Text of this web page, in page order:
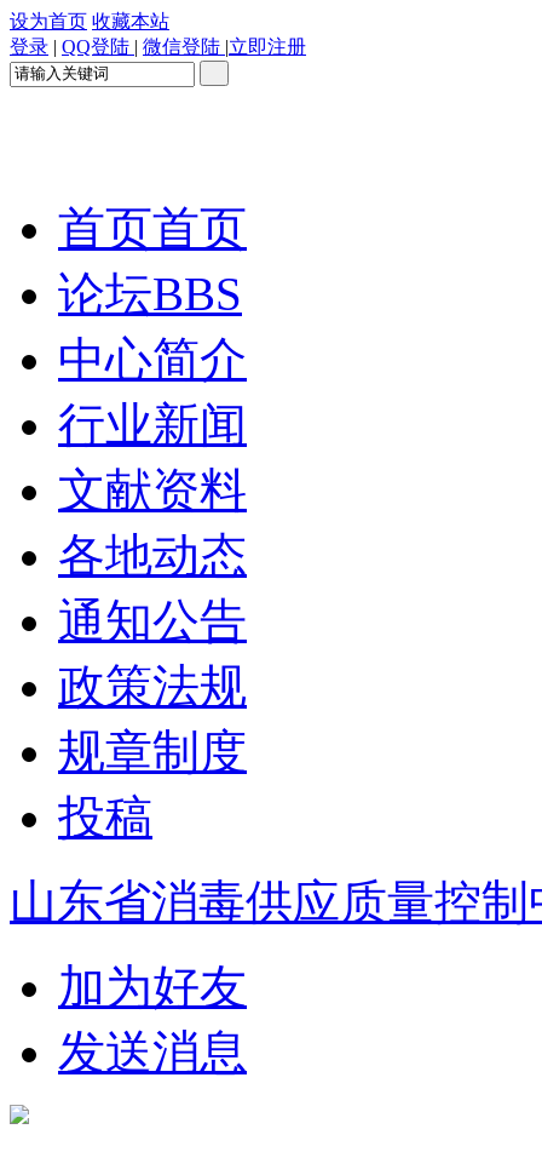
设为首页 收藏本站
登录 | QQ登陆 | 微信登陆 |立即注册
首页首页
论坛BBS
中心简介
行业新闻
文献资料
各地动态
通知公告
政策法规
规章制度
投稿
山东省消毒供应质量控制
加为好友
发送消息